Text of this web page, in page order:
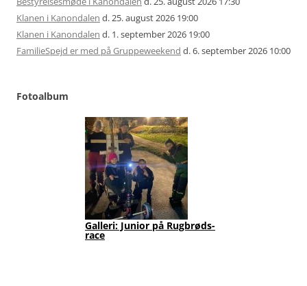
Klanen i Kanondalen d. 25. august 2026 19:00
Klanen i Kanondalen d. 1. september 2026 19:00
FamilieSpejd er med på Gruppeweekend d. 6. september 2026 10:00
Fotoalbum
Galleri: Junior på Rugbrøds-
race